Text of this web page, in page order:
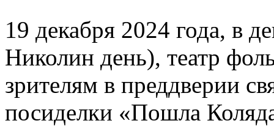
19 декабря 2024 года, в
Николин день), театр
зрителям в преддверии
посиделки «Пошла